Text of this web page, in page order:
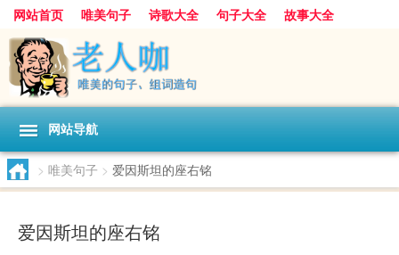
网站首页 唯美句子 诗歌大全 句子大全
故事大全
人生感悟
其他美文 美文欣赏
感人故事
句子分类
网站导航
> 唯美句子 > 爱因斯坦的座右铭
爱因斯坦的座右铭